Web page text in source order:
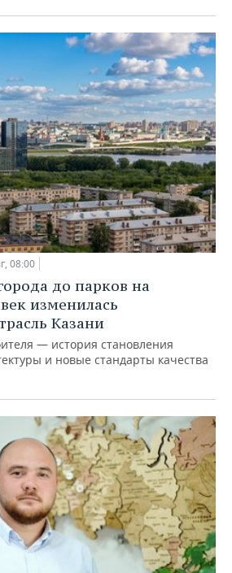
08:00
до парков на
изменилась
Казани
— история становления
и новые стандарты качества